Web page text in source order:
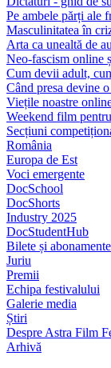
Pe ambele părți ale
Masculinitatea în
Arta ca unealtă de
Neo-fascism online
Cum devii adult,
Când presa devine
Viețile noastre
Weekend film
Secțiuni
România
Europa de Est
Voci emergente
DocSchool
DocShorts
Industry 2025
DocStudentHub
Bilete și abonamente
Juriu
Premii
Echipa festivalului
Galerie media
Știri
Despre Astra Film
Arhivă